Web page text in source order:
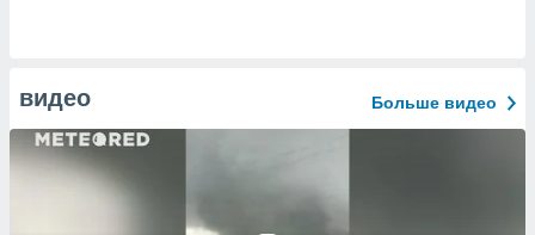
видео Больше видео